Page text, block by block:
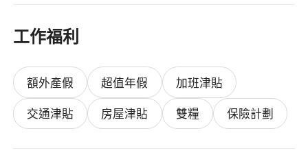
工作福利
額外產假 超值年假
加班津貼
交通津貼
房屋津貼 雙糧 保險計劃